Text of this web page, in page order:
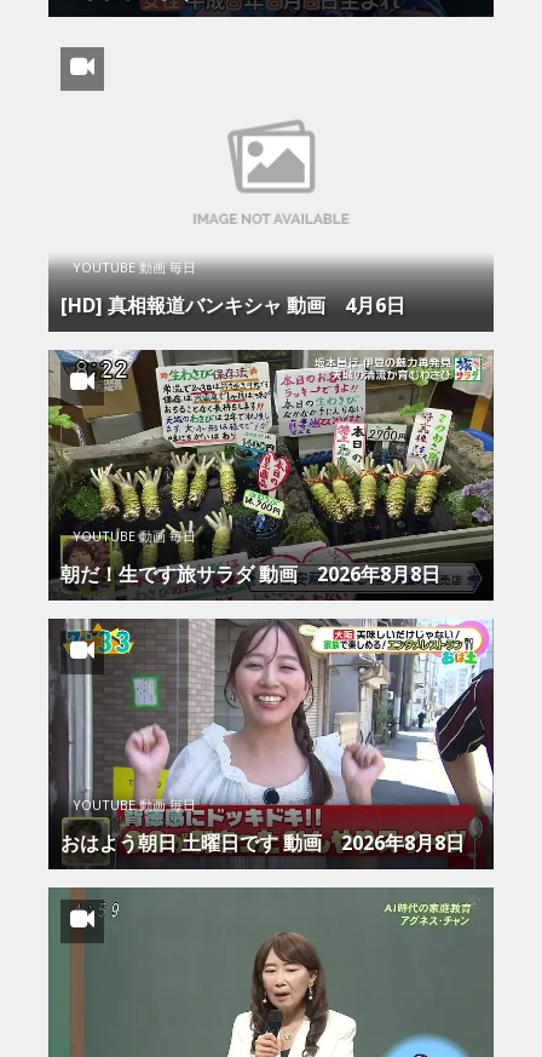
YOUTUBE 動画 毎日
[HD] 真相報道バンキシャ 動画 4月6日
YOUTUBE 動画 毎日
朝だ！生です旅サラダ 動画 2026年8月8日
YOUTUBE 動画 毎日
おはよう朝日 土曜日です 動画 2026年8月8日